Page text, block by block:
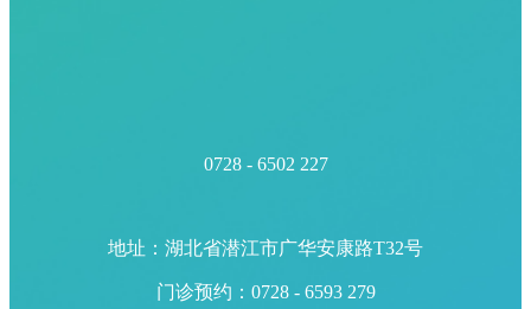
0728 - 6502 227
地址：湖北省潜江市广华安康路T32号
门诊预约：0728 - 6593 279